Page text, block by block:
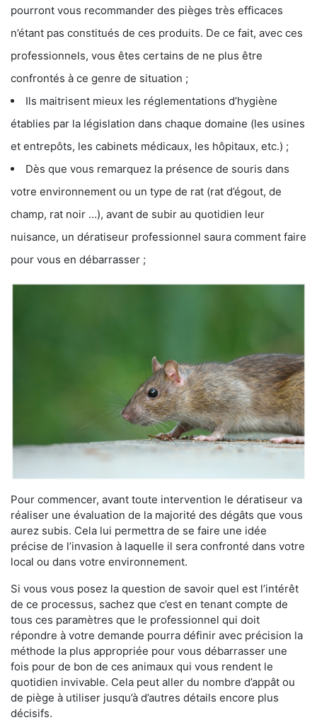
pourront vous recommander des pièges très efficaces
n’étant pas constitués de ces produits. De ce fait, avec ces
professionnels, vous êtes certains de ne plus être
confrontés à ce genre de situation ;
Ils maitrisent mieux les réglementations d’hygiène
établies par la législation dans chaque domaine (les usines
et entrepôts, les cabinets médicaux, les hôpitaux, etc.) ;
Dès que vous remarquez la présence de souris dans
votre environnement ou un type de rat (rat d’égout, de
champ, rat noir …), avant de subir au quotidien leur
nuisance, un dératiseur professionnel saura comment faire
pour vous en débarrasser ;
Pour commencer, avant toute intervention le dératiseur va
réaliser une évaluation de la majorité des dégâts que vous
aurez subis. Cela lui permettra de se faire une idée
précise de l’invasion à laquelle il sera confronté dans votre
local ou dans votre environnement.
Si vous vous posez la question de savoir quel est l’intérêt
de ce processus, sachez que c’est en tenant compte de
tous ces paramètres que le professionnel qui doit
répondre à votre demande pourra définir avec précision la
méthode la plus appropriée pour vous débarrasser une
fois pour de bon de ces animaux qui vous rendent le
quotidien invivable. Cela peut aller du nombre d’appât ou
de piège à utiliser jusqu’à d’autres détails encore plus
décisifs.